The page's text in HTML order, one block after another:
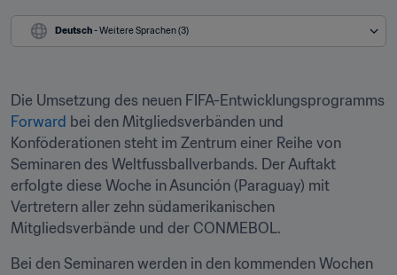
Deutsch - Weitere Sprachen (3)
Forward bei den Mitgliedsverbänden und
Konföderationen steht im Zentrum einer Reihe von
Seminaren des Weltfussballverbands. Der Auftakt
erfolgte diese Woche in Asunción (Paraguay) mit
Vertretern aller zehn südamerikanischen
Mitgliedsverbände und der CONMEBOL.
Bei den Seminaren werden in den kommenden Wochen